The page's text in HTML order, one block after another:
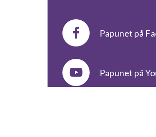
Papunet på
Papunet på